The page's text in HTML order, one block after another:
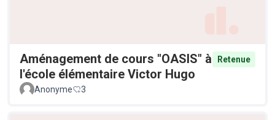
Aménagement de cours "OASIS" à
l'école élémentaire Victor Hugo
Retenue
Anonyme 3